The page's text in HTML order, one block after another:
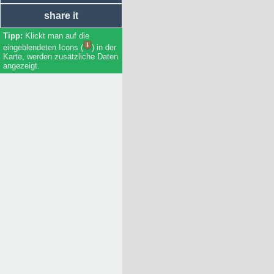
share it
Klickt man auf die
eingeblendeten Icons (
) in der
Karte, werden zusätzliche Daten
angezeigt.